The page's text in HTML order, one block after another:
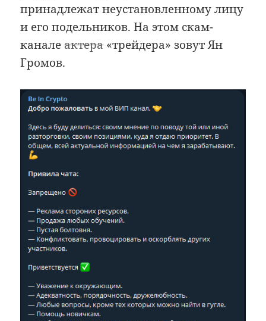
принадлежат неустановленному лицу
и его подельников. На этом скам-
каналеактера«трейдера» зовут Ян
Громов.